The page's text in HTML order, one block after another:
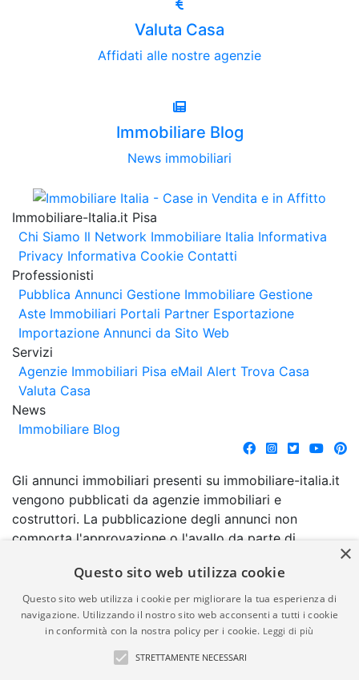
Valuta Casa
Affidati alle nostre agenzie
Immobiliare Blog
News immobiliari
Immobiliare-Italia.it Pisa
Chi Siamo Il Network Immobiliare Italia Informativa
Privacy Informativa Cookie Contatti
Professionisti
Pubblica Annunci Gestione Immobiliare Gestione
Aste Immobiliari Portali Partner Esportazione
Importazione Annunci da Sito Web
Servizi
Agenzie Immobiliari Pisa eMail Alert Trova Casa
Valuta Casa
News
Immobiliare Blog
Gli annunci immobiliari presenti su immobiliare-italia.it
vengono pubblicati da agenzie immobiliari e
costruttori. La pubblicazione degli annunci non
comporta l'approvazione o l'avallo da parte di
garanzia da parte di quest'ultima. immobiliare-italia.it
quindi non è responsabile della veridicità, della
correttezza, della completezza, della normativa in
materia di privacy e/o di alcun altro aspetto dei
suddetti annunci.
×
Questo sito web utilizza cookie
Questo sito web utilizza i cookie per migliorare la tua esperienza di
navigazione. Utilizzando il nostro sito web acconsenti a tutti i cookie
in conformità con la nostra policy per i cookie. Leggi di più
STRETTAMENTE NECESSARI